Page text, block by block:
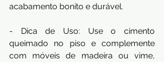
acabamento bonito e durável.
- Dica de Uso: Use o cimento
queimado no piso e complemente
com móveis de madeira ou vime,